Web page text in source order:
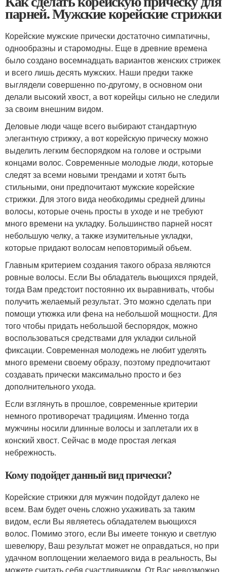
парней. Мужские корейские стрижки
Корейские мужские прически достаточно симпатичны,
однообразны и старомодны. Еще в древние времена
было создано восемнадцать вариантов женских стрижек
и всего лишь десять мужских. Наши предки также
выглядели совершенно по-другому, в основном они
делали высокий хвост, а вот корейцы сильно не следили
за своим внешним видом.
Деловые люди чаще всего выбирают стандартную
элегантную стрижку, а вот корейскую прическу можно
выделить легким беспорядком на голове и острыми
концами волос. Современные молодые люди, которые
следят за всеми новыми трендами и хотят быть
стильными, они предпочитают мужские корейские
стрижки. Для этого вида необходимы средней длины
волосы, которые очень просты в уходе и не требуют
много времени на укладку. Большинство парней носят
небольшую челку, а также изумительные укладки,
которые придают волосам неповторимый объем.
Главным критерием создания такого образа являются
ровные волосы. Если Вы обладатель вьющихся прядей,
тогда Вам предстоит постоянно их выравнивать, чтобы
получить желаемый результат. Это можно сделать при
помощи утюжка или фена на небольшой мощности. Для
того чтобы придать небольшой беспорядок, можно
воспользоваться средствами для укладки сильной
фиксации. Современная молодежь не любит уделять
много времени своему образу, поэтому предпочитают
создавать прически максимально просто и без
дополнительного ухода.
Если взглянуть в прошлое, современные критерии
немного противоречат традициям. Именно тогда
мужчины носили длинные волосы и заплетали их в
конский хвост. Сейчас в моде простая легкая
небрежность.
Кому подойдет данный вид прически?
Корейские стрижки для мужчин подойдут далеко не
всем. Вам будет очень сложно ухаживать за таким
видом, если Вы являетесь обладателем вьющихся
волос. Помимо этого, если Вы имеете тонкую и светлую
шевелюру, Ваш результат может не оправдаться, но при
удачном воплощении желаемого вида в реальность, Вы
можете считать себя счастливчиком. От Вас невозможно